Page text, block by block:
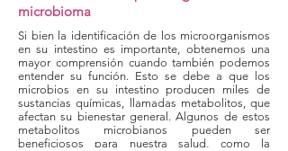
microbioma
Si bien la identificación de los microorganismos
en su intestino es importante, obtenemos una
mayor comprensión cuando también podemos
entender su función. Esto se debe a que los
microbios en su intestino producen miles de
sustancias químicas, llamadas metabolitos, que
afectan su bienestar general. Algunos de estos
metabolitos microbianos pueden ser
beneficiosos para nuestra salud, como la